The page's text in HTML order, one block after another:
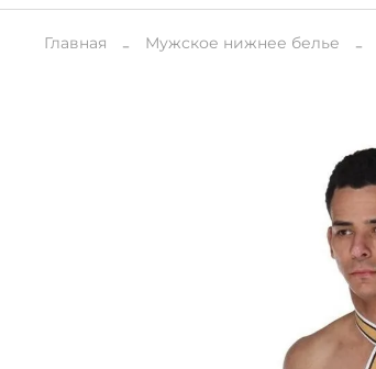
Главная Мужское нижнее белье